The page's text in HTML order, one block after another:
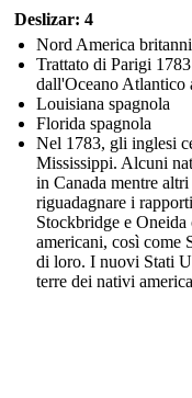
Deslizar: 4
Nord America
Trattato di Parigi
dall'Oceano Atlantico
Louisiana spagnola
Florida spagnola
Nel 1783, gli inglesi
Mississippi. Alcuni
in Canada mentre
riguadagnare i
Stockbridge e Oneida
americani, così come
di loro. I nuovi Stati
terre dei nativi